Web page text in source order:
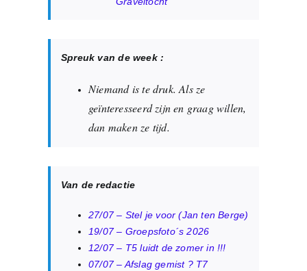
Spreuk van de week :
Niemand is te druk. Als ze
geïnteresseerd zijn en graag willen,
dan maken ze tijd.
Van de redactie
27/07 – Stel je voor (Jan ten Berge)
19/07 – Groepsfoto´s 2026
12/07 – T5 luidt de zomer in !!!
07/07 – Afslag gemist ? T7